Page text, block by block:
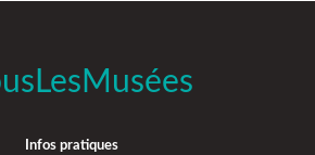
Infos pratiques